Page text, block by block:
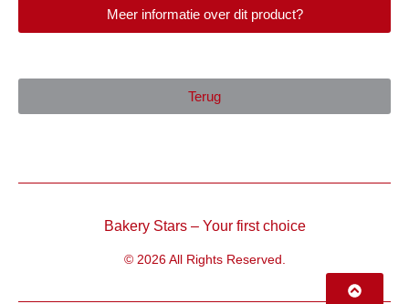
Meer informatie over dit product?
Terug
Bakery Stars – Your first choice
© 2026 All Rights Reserved.